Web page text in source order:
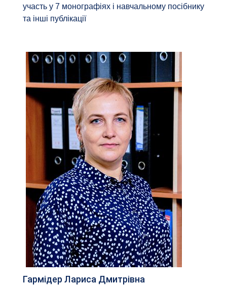
участь у 7 монографіях і навчальному посібнику
та інші публікації
Гармідер Лариса Дмитрівна